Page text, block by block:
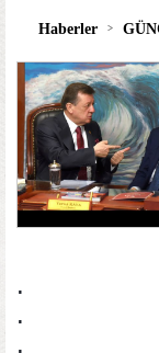
Haberler >
.
.
.